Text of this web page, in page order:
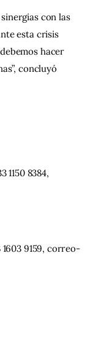
con las
esta crisis
hacer
concluyó
1150 8384,
1603 9159, correo-